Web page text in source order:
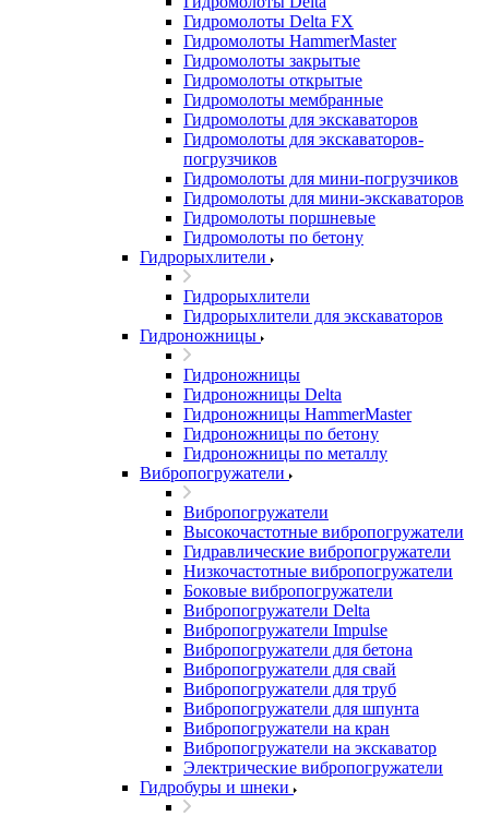
Гидромолоты Delta FX
Гидромолоты HammerMaster
Гидромолоты закрытые
Гидромолоты открытые
Гидромолоты мембранные
Гидромолоты для экскаваторов
Гидромолоты для экскаваторов-
погрузчиков
Гидромолоты для мини-погрузчиков
Гидромолоты для мини-экскаваторов
Гидромолоты поршневые
Гидромолоты по бетону
Гидрорыхлители
Гидрорыхлители
Гидрорыхлители для экскаваторов
Гидроножницы
Гидроножницы
Гидроножницы Delta
Гидроножницы HammerMaster
Гидроножницы по бетону
Гидроножницы по металлу
Вибропогружатели
Вибропогружатели
Высокочастотные вибропогружатели
Гидравлические вибропогружатели
Низкочастотные вибропогружатели
Боковые вибропогружатели
Вибропогружатели Delta
Вибропогружатели Impulse
Вибропогружатели для бетона
Вибропогружатели для свай
Вибропогружатели для труб
Вибропогружатели для шпунта
Вибропогружатели на кран
Вибропогружатели на экскаватор
Электрические вибропогружатели
Гидробуры и шнеки